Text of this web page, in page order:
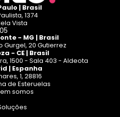
| Brasil
1374
Vista
- MG | Brasil
Gurgel, 20 Gutierrez
- CE | Brasil
1500 - Sala 403 - Aldeota
| Espanha
1, 28816
de Esteruelas
somos